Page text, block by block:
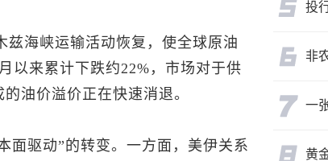
兹海峡运输活动恢复，使全球原油
以来累计下跌约22%，市场对于供
油价溢价正在快速消退。
面驱动”的转变。一方面，美伊关系